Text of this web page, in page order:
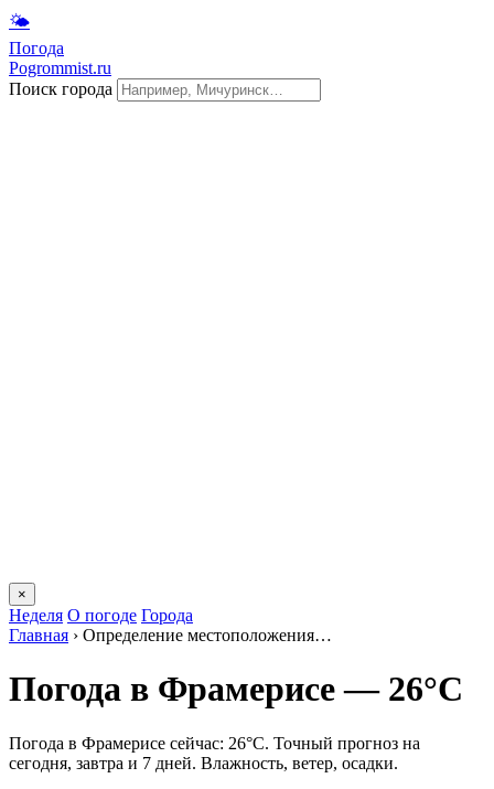
🌤
Погода
Pogrommist.ru
Поиск города
×
Неделя О погоде Города
Главная › Определение местоположения…
Погода в Фрамерисе — 26°C
Погода в Фрамерисе сейчас: 26°C. Точный прогноз на
сегодня, завтра и 7 дней. Влажность, ветер, осадки.